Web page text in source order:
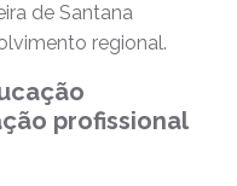
de Santana
regional.
profissional